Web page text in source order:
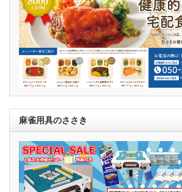
麻雀用具のささき